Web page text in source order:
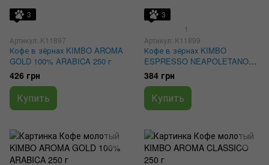
3
Артикул: K11897
Кофе в зёрнах KIMBO AROMA
GOLD 100% ARABICA 250 г
426 грн
Купить
3
1
Артикул: K11899
Кофе в зёрнах KIMBO
ESPRESSO NEAPOLETANO
250 г
384 грн
Купить